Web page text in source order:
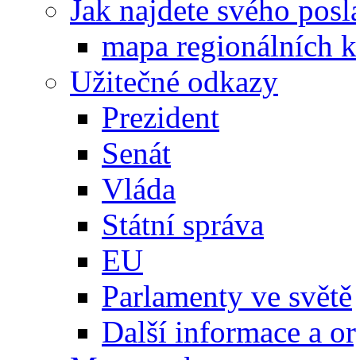
Jak najdete svého
mapa regionálních
Užitečné odkazy
Prezident
Senát
Vláda
Státní správa
EU
Parlamenty ve světě
Další informace a